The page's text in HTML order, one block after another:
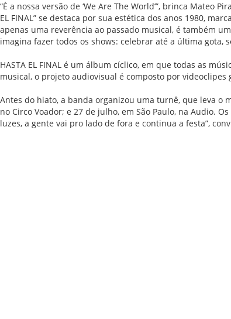
“É a nossa versão de ‘We Are The World’”, brinca Mateo
EL FINAL” se destaca por sua estética dos anos 1980,
apenas uma reverência ao passado musical, é também
imagina fazer todos os shows: celebrar até a última gota,
HASTA EL FINAL é um álbum cíclico, em que todas as
musical, o projeto audiovisual é composto por
Antes do hiato, a banda organizou uma turnê, que leva o
no Circo Voador; e 27 de julho, em São Paulo, na Audio.
luzes, a gente vai pro lado de fora e continua a festa”,